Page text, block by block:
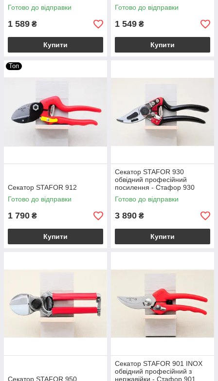
Готово до відправки
1 589 ₴
Купити
Готово до відправки
1 549 ₴
Купити
Топ
Секатор STAFOR 912
Готово до відправки
1 790 ₴
Купити
Секатор STAFOR 930
обвідний професійний
посилення - Стафор 930
Готово до відправки
3 890 ₴
Купити
Секатор STAFOR 950
Секатор STAFOR 901 INOX
обвідний професійний з
нержавійки - Стафор 901